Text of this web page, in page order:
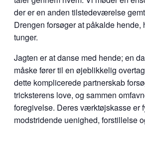
der er en anden tilstedeværelse
Drengen forsøger at påkalde hende,
tunger.
Jagten er at danse med hende; en
måske fører til en øjeblikkelig
dette komplicerede partnerskab
tricksterens love, og sammen
foregivelse. Deres værktøjskasse er
modstridende uenighed, forstillelse